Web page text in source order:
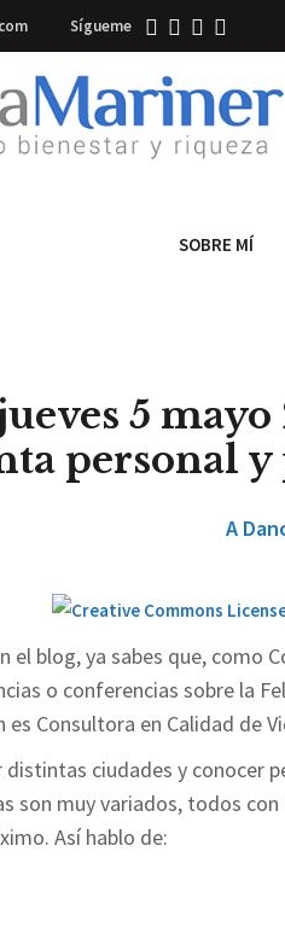
Sígueme
SOBRE MÍ
5
personal
el blog, ya sabes que, como
o conferencias sobre la
Consultora en Calidad de
ciudades y conocer
son muy variados, todos
Así hablo de: